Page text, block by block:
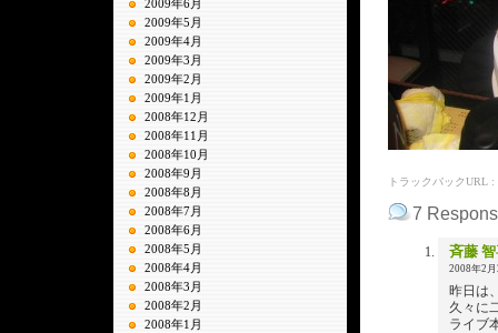
2009年6月
2009年5月
2009年4月
2009年3月
2009年2月
2009年1月
2008年12月
2008年11月
2008年10月
2008年9月
2008年8月
2008年7月
2008年6月
2008年5月
2008年4月
2008年3月
2008年2月
2008年1月
トラックバックURL :
7
斉藤
2008年2
昨日は
久々に
ライブ